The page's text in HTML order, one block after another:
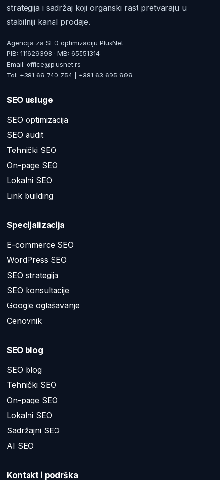
strategija i sadržaj koji organski rast pretvaraju u
stabilniji kanal prodaje.
Agencija za SEO optimizaciju PlusNet
PIB: 111629398 · MB: 65551314
Email: office@plusnet.rs
Tel: +381 69 740 754 | +381 63 695 999
SEO usluge
SEO optimizacija
SEO audit
Tehnički SEO
On-page SEO
Lokalni SEO
Link building
Specijalizacija
E-commerce SEO
WordPress SEO
SEO strategija
SEO konsultacije
Google oglašavanje
Cenovnik
SEO blog
SEO blog
Tehnički SEO
On-page SEO
Lokalni SEO
Sadržajni SEO
AI SEO
Kontakt i podrška